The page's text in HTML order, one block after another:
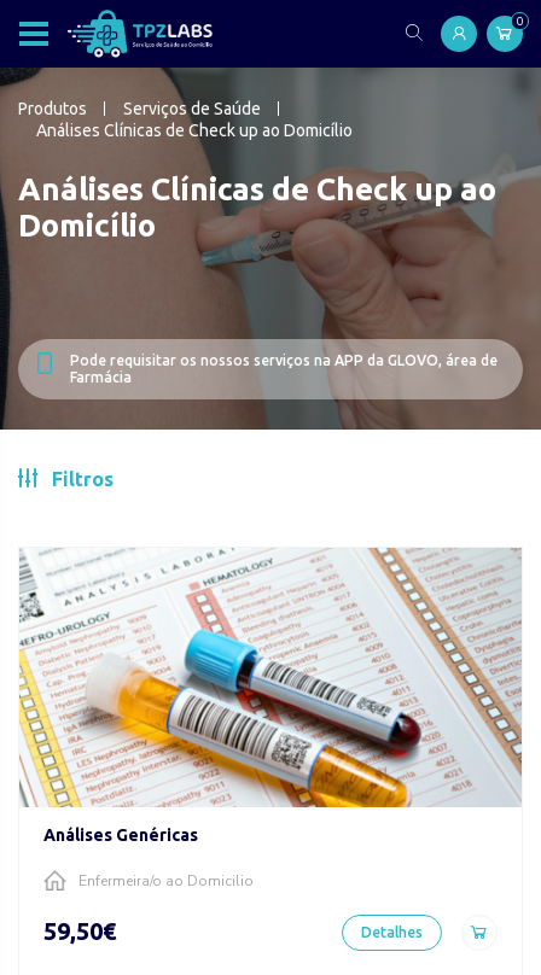
0
Produtos
Serviços de Saúde
Análises Clínicas de Check up ao Domicílio
Análises Clínicas de Check up ao
Domicílio
Pode requisitar os nossos serviços na APP da GLOVO, área de
Farmácia
Filtros
Análises Genéricas
Enfermeira/o ao Domicilio
59,50€ Detalhes